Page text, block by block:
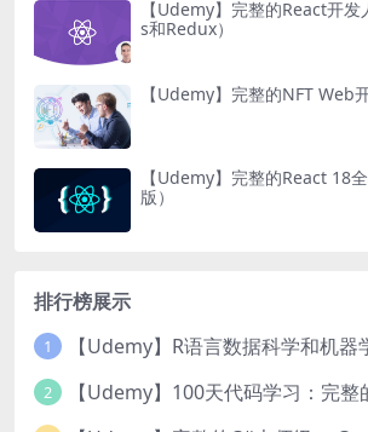
【Udemy】完整的React开
s和Redux）
【Udemy】完整的NFT Web
【Udemy】完整的React 18
版）
排行榜展示
1 【Udemy】R语言数据科学和机器
2